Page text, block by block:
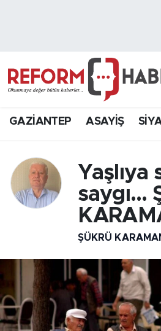
GAZİANTEP ASAYİŞ
Yaşlıya
saygı…
ŞÜKRÜ
Hava Durumu
Süper Lig Puan Durumu
Tüm Manşetler
Son Dakika Haberleri
Haber Arşivi